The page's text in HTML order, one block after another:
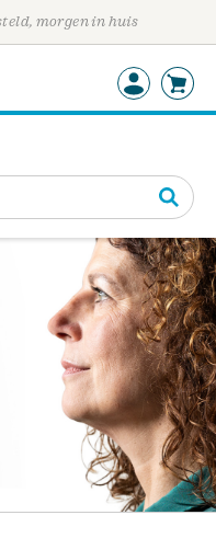
morgen in huis